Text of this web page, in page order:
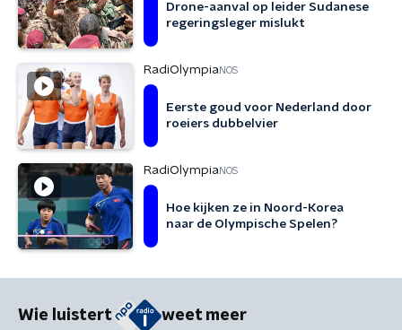
Drone-aanval op leider Sudanese
regeringsleger mislukt
RadiOlympiaNOS
Eerste goud voor Nederland door
roeiers dubbelvier
RadiOlympiaNOS
Hoe kijken ze in Noord-Korea
naar de Olympische Spelen?
Wie luistert weet meer